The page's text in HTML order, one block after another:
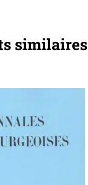
similaires